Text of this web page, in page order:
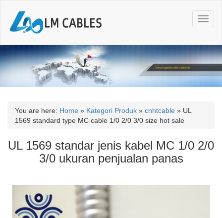
T
o
g
l
n
a
i
You are here: Home » Kategori Produk » cnhtcable » UL
1569 standard type MC cable 1/0 2/0 3/0 size hot sale
UL 1569 standar jenis kabel MC 1/0 2/0
3/0 ukuran penjualan panas